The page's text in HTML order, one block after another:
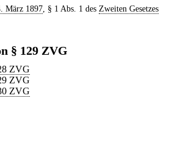
März 1897, § 1 Abs. 1 des Zweiten Gesetzes
§ 129 ZVG
ZVG
ZVG
ZVG